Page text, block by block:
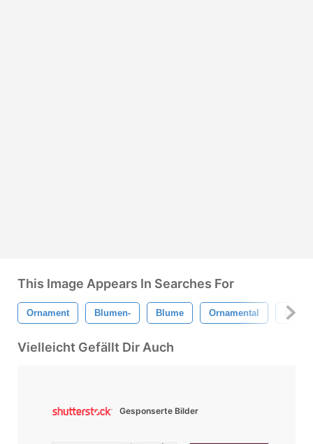
This Image Appears In Searches For
Ornament Blumen- Blume Ornamental
Vielleicht Gefällt Dir Auch
Gesponserte Bilder